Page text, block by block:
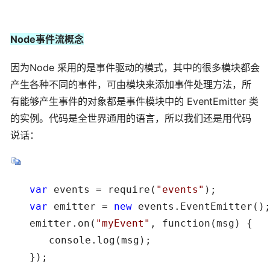
Node事件流概念
因为Node 采用的是事件驱动的模式，其中的很多模块都会
产生各种不同的事件，可由模块来添加事件处理方法，所
有能够产生事件的对象都是事件模块中的 EventEmitter 类
的实例。代码是全世界通用的语言，所以我们还是用代码
说话：
var events = require( " events "
var emitter = new
emitter.on( "myEvent " , function(msg) {
console.log(msg);
});